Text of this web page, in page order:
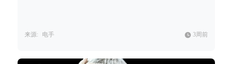
来源: 电手 3周前